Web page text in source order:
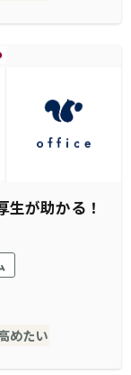
が助かる！
めたい